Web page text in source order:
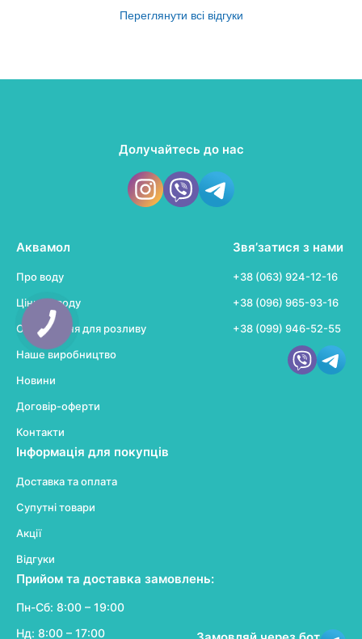
Переглянути всі відгуки
Долучайтесь до нас
Аквамол
Про воду
Ціни на воду
Обладнання для розливу
Наше виробництво
Новини
Договір-оферти
Контакти
Інформація для покупців
Доставка та оплата
Супутні товари
Акції
Відгуки
Прийом та доставка замовлень:
Пн-Сб: 8:00 – 19:00
Нд: 8:00 – 17:00
Звя’затися з нами
+38 (063) 924-12-16
+38 (096) 965-93-16
+38 (099) 946-52-55